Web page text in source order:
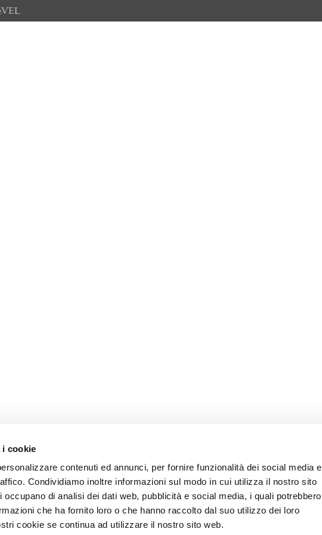
i cookie
contenuti ed annunci, per fornire funzionalità dei social media e
Condividiamo inoltre informazioni sul modo in cui utilizza il nostro sito
di analisi dei dati web, pubblicità e social media, i quali potrebbero
che ha fornito loro o che hanno raccolto dal suo utilizzo dei loro
cookie se continua ad utilizzare il nostro sito web.